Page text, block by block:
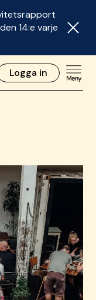
14:e varje
Logga in